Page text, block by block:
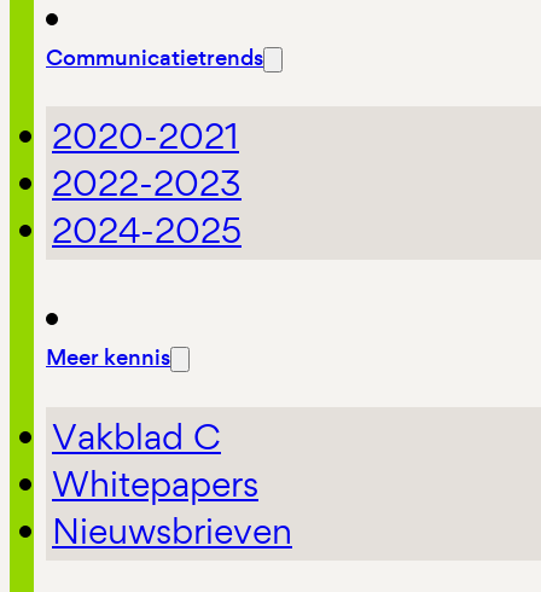
Communicatietrends
2020-2021
2022-2023
2024-2025
Meer kennis
Vakblad C
Whitepapers
Nieuwsbrieven